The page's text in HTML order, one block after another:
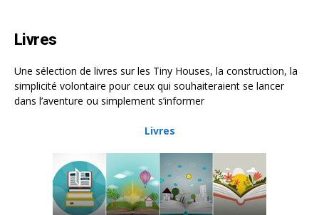
Livres
Une sélection de livres sur les Tiny Houses, la construction, la
simplicité volontaire pour ceux qui souhaiteraient se lancer
dans l’aventure ou simplement s’informer
Livres